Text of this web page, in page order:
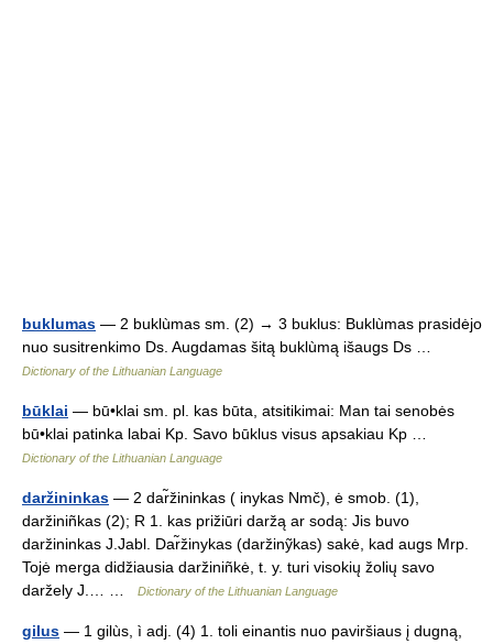
buklumas — 2 buklùmas sm. (2) → 3 buklus: Buklùmas prasidėjo
nuo susitrenkimo Ds. Augdamas šitą buklùmą išaugs Ds …
Dictionary of the Lithuanian Language
būklai — bū•klai sm. pl. kas būta, atsitikimai: Man tai senobės
bū•klai patinka labai Kp. Savo būklus visus apsakiau Kp …
Dictionary of the Lithuanian Language
daržininkas — 2 dar̃žininkas ( inykas Nmč), ė smob. (1),
daržiniñkas (2); R 1. kas prižiūri daržą ar sodą: Jis buvo
daržininkas J.Jabl. Dar̃žinykas (daržinỹkas) sakė, kad augs Mrp.
Tojė merga didžiausia daržiniñkė, t. y. turi visokių žolių savo
daržely J.… …
Dictionary of the Lithuanian Language
gilus — 1 gilùs, ì adj. (4) 1. toli einantis nuo paviršiaus į dugną,